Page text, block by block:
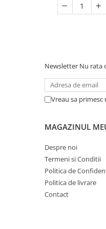
Newsletter Nu rata
Vreau sa
MAGAZINUL
Despre noi
Termeni si Conditii
Politica de
Politica de livrare
Contact